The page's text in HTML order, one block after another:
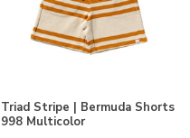
Triad Stripe | Bermuda Shorts
998 Multicolor